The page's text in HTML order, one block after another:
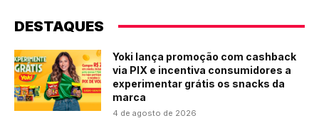
DESTAQUES
Yoki lança promoção com cashback
via PIX e incentiva consumidores a
experimentar grátis os snacks da
marca
4 de agosto de 2026